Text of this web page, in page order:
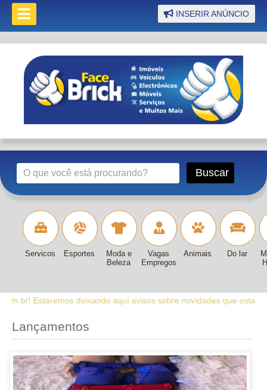
INSERIR ANÚNCIO
Servicos Esportes
Moda e
Beleza
Vagas
Empregos
Animais Do lar
avisos sobre novidades que estaremos lançando no site. Fique
Lançamentos